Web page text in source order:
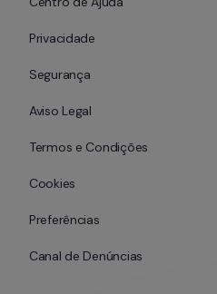
Privacidade
Segurança
Aviso Legal
Termos e Condições
Cookies
Preferências
Canal de Denúncias